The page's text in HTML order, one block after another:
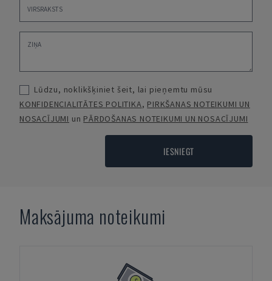
Lūdzu, noklikšķiniet šeit, lai pieņemtu mūsu
KONFIDENCIALITĀTES POLITIKA, PIRKŠANAS NOTEIKUMI UN
NOSACĪJUMI un PĀRDOŠANAS NOTEIKUMI UN NOSACĪJUMI
IESNIEGT
Maksājuma noteikumi